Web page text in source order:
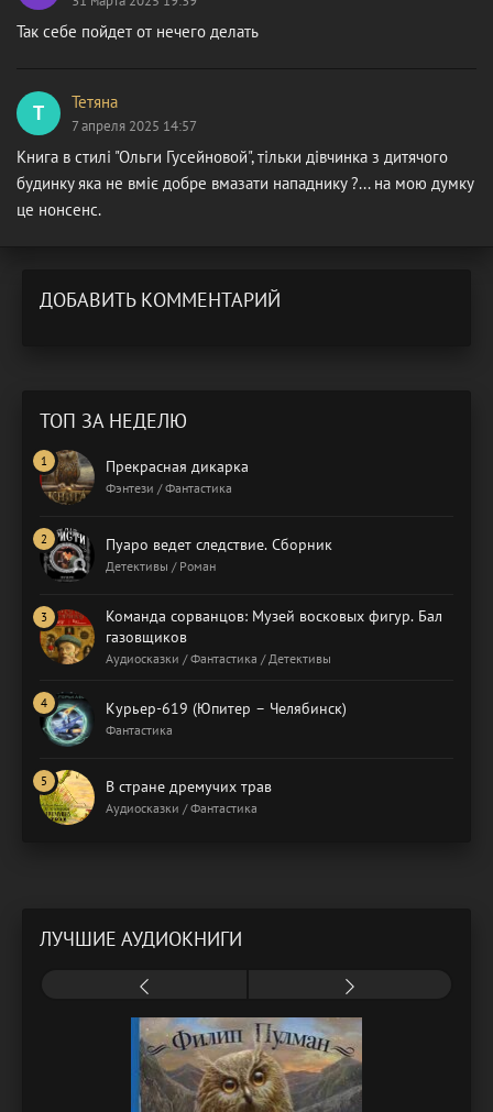
Так себе пойдет от нечего делать
Т Тетяна
7 апреля 2025 14:57
Книга в стилі "Ольги Гусейновой", тільки дівчинка з дитячого
будинку яка не вміє добре вмазати нападнику ?... на мою думку
це нонсенс.
ДОБАВИТЬ КОММЕНТАРИЙ
ТОП ЗА НЕДЕЛЮ
Прекрасная дикарка
Фэнтези / Фантастика
Пуаро ведет следствие. Сборник
Детективы / Роман
Команда сорванцов: Музей восковых фигур. Бал
газовщиков
Аудиосказки / Фантастика / Детективы
Курьер-619 (Юпитер – Челябинск)
Фантастика
В стране дремучих трав
Аудиосказки / Фантастика
ЛУЧШИЕ АУДИОКНИГИ